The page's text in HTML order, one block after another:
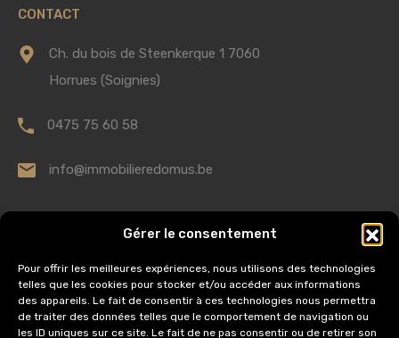
Gérer le consentement
Pour offrir les meilleures expériences, nous utilisons des technologies
telles que les cookies pour stocker et/ou accéder aux informations
des appareils. Le fait de consentir à ces technologies nous permettra
de traiter des données telles que le comportement de navigation ou
les ID uniques sur ce site. Le fait de ne pas consentir ou de retirer son
CONTACT
Ch. du bois de Steenkerque 1 7060
Horrues (Soignies)
0475 75 60 58
info@immobilieredomus.be
AUTORITÉ DE SURVEILLANCE
Institut Professionnel des Agents Immobiliers,
Rue du Luxembourg 16
1000 Bruxelles